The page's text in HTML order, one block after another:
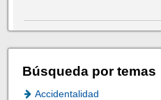
Búsqueda por temas
Accidentalidad